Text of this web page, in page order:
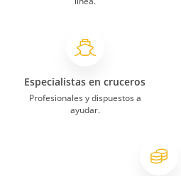
Especialistas en cruceros
Profesionales y dispuestos a
ayudar.